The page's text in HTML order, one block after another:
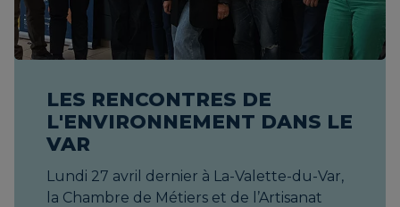
LES RENCONTRES DE
L'ENVIRONNEMENT DANS LE
VAR
Lundi 27 avril dernier à La-Valette-du-Var, la Chambre de Métiers et de l’Artisanat Provence-Alpes-Côte d’Azur a organisé une nouvelle édition de ses Rencontres Environnement. Alors que l’artisanat génère 20% du PIB régional, ces rendez-vous s’installent dans chaque département avec la volonté de connecter celles et ceux qui font le tissu économique local. Un temps de rencontres et d’échanges entre artisans, collectivités et associations engagés dans la transition écologique de leur activité et du territoire. Soutenu par l’ADEME et la Région, cet événement favorise le réseautage et l'inspiration pour bâtir des passerelles durables entre les acteurs du territoire et soutenir les initiatives artisanales remarquables face aux défis climatiques en cours et à venir. Les artisans et acteurs du territoire à l'honneur Pour cette première édition dans le Var, trois artisan.e.s, une collectivité et une entreprise partenaire ont été invités à présenter leurs actions en matière de transition écologique. Simon Chevillot, cofondateur de La Bière de la Rade, une micro-brasserie indépendante, créée en plein cœur de Toulon. Forts de leurs expériences passées dans le milieu du spectacle, les fondateurs de la Bière de la Rade ont gardé un état d’esprit d’aventurier et continuent de repousser les limites pour sans cesse innover. C’est par la bière qu’ils ont choisi de fédérer autour d’une nouvelle manière de consommer. Consciente des enjeux actuels, la Bière de la Rade rassemble sans différence et dans le respect de l’environnement et de l’agriculture biologique. Le Pain de la Rade est né d'une passion et d'une conviction autour des techniques de panification au Levain naturel sur des fermentations longues en utilisant des farines bio et en privilégiant des variétés de blés anciennes moulues sur meule de pierre. Ces techniques séculaires prennent tout leur sens quand il s'agit de goût, de nutrition et d'écologie. La clé de cette aventure réside dans le savoir-faire et le professionnalisme d'un staff expérimenté, passionné qui mène à bien ce défi de taille. L'équipe de Bière de la Rade a imaginé cette aventure comme une évidence tant les passerelles entre le pain et la bière sont nombreuses, un produit vivant, des céréales nobles, de la fermentation et tant de convictions communes. Lucie Lebrun, co-gérante de Lovely Toilettes. Parce que les toilettes ne devraient plus être cachées mais assumées, l’entreprise Lovely Toilettes a fait le pari — un peu audacieux — de transformer les toilettes sèches en véritables objets d’architecture, pensés pour s’intégrer dans les paysages, les événements et les lieux les plus exigeants. Chez Lovely Toilettes, l’aménagement durable ne s’arrête pas à la porte des sanitaires. Depuis 2012, l'entreprise défend une idée simple : même les contraintes les plus techniques peuvent devenir des opportunités de créer mieux. Refuges de montagne, parcs naturels, festivals, sites patrimoniaux : partout où les contraintes sont fortes, Lovely Toilettes imagine des solutions élégantes, durables et parfaitement intégrées. Adrien Perez, responsable de l’association Le Jardin chez Urbavar, une entreprise spécialisée dans les travaux publics. Urbavar met en place de nombreuses actions écologiques au sein de ses activités avec entre autres ; proposition au client de solution de réutilisation de matériaux dans le cadre des chantiers, effort sur la provenance des achats des matériaux, utilisation de technique au potentiel de réparabilité fort "pierre sèche et calade'', replantation de végétaux déracinés sur chantier, transport bas carbone sur zone sensibles "mules". Le jardin créé par Urbavar, a pour mission initiale de donner l'accès à une alimentation saine et durable à ses salariés et de faire évoluer leurs pratiques alimentaires vers plus de produits bruts et de saison. Le jardin comme lieu d'échange a permis aussi de se questionner avec de nombreux acteurs professionnels, sur les techniques, les filières d'approvisionnement et les montées en compétences à développer sur notre territoire. Dracénie Provence Verdon Agglomération (DPVa), représentée par Sandrine Nau coordinatrice du Conseil de Développement, déploie une stratégie ambitieuse visant à concilier dynamisme économique et résilience climatique à l’horizon 2030. Cette dynamique repose sur une transformation profonde des usages, incluant la réduction des consommations énergétiques, le développement des circuits courts et la promotion de l'économie circulaire. Au cœur de cette transition, l'agglomération accompagne activement le tissu productif local via des dispositifs d’Écologie Industrielle et Territoriale (EIT) et des soutiens à la décarbonation. Pour valoriser et fédérer ces initiatives, la DPVa a lancé le macaron « Entreprise Engagée en Dracénie », une distinction qui récompense les acteurs économiques locaux investis dans des pratiques durables, renforçant ainsi l'attractivité et l'exemplarité écologique du territoire. 3AG Recyclage, présentée par Carine Gonzalez, Directrice et co-fondatrice de la plateforme de traitement et de valorisation des déchets de chantiers, dédiée aux produits inertes du BTP à La Seyne sur Mer, sur 10 000m2. Pour favoriser une économie circulaire des matériaux du Bâtiment et des Travaux Publics, la proximité de l’offre de matières premières recyclées est fondamentale. La plateforme de recyclage de déblais inertes, permet de récupérer les déchets de chantier issus de la déconstruction et des terrassements, d’effectuer le scalpage, le concassage et le criblage des produits rentrants localement puis de permettre un approvisionnement de proximité de produits recyclés pour les chantiers aux alentours. L’entreprise peut accueillir jusqu’à 500 tonnes de déblais par jour et fournir plus de 1000 tonnes de remblais journaliers. Dans sa volonté d’inscrire dans une démarche éco- responsable tous les aspects de son activité, 3AG Recyclage veut que la transition écologique touche aussi ses imposantes machines, qui assurent le tri et le concassage des déchets. Depuis avril 2022, la production principale est assurée par des machines 100% électriques. Objectif : être autonome en électricité grâce à une ferme de panneaux photovoltaïques. Un soutien institutionnel réaffirmé Les interventions institutionnelles ont soutenu les témoignages des entreprises, de la collectivité et des acteurs du territoire appuyant l’engagement de la Région accordé au développement durable à travers le discours de Sylvie Laporte, Membre Commission Agriculture, Ruralité, Élevage et Forêt, Membre Commission Biodiversité, mer et littoral, Parcs Naturels Régionaux, Risques, Membre Commission Transition énergétique, stratégie des déchets, Qualité de l’air. Yannick Mazette, Président de la Chambre de Métiers et de l’Artisanat Provence-Alpes- Côte-D’azur et Roland Rolfo, Président de la Chambre de Métiers et de l’Artisanat de niveau départemental du Var, hôte de cette nouvelle édition des Rencontres Environnement, ont souligné l’importance d’accompagner les artisans face aux grands enjeux sociétaux. Publié le mardi 12 mai 2026 html, body { overflow-x: hidden !important; color: #0f3250; } a[href^="#"] { scroll-behavior: smooth !important; } .article h1 { color: #ea4b3c; border-bottom: 5px solid #ea4b3c; } .article a { color: #ea4b3c; transition: .5s; } .article a:hover { color: #0f3250; } .separator.showElement { opacity: 1; transform: translate(0, 0) rotateZ(360deg); } .container-gag { scroll-behavior: smooth !important; } .para-intro { opacity: 0; transform: translateY(150px); transition: opacity 1s, transform 1s; } .para-intro.showElement { opacity: 1; transform: translateY(0); } .para-intro li::before, #bloc-contact p strong::before { content: ''; display: inline-block; margin-right: 10px; margin-bottom: -6px; height: 22px; width: 22px; background-image: url("/galerie/1/346ca9b7f5c9d221bd144695831f5a7f.webp"); } .para-intro li, #bloc-contact p strong { list-style: none; background-size: 20px; line-height: 30px; } .titre-contact strong::before { margin-right: auto !important; margin-bottom: auto !important; height: auto !important; width: auto !important; background-image: none !important; } .titre-contact strong { background-size: initial; line-height: initial; } .row.div-accompagnement { width: 100%; display: flex; } .col-accompagnement { flex: 1; margin: 20px; padding: 20px; display: flex; flex-direction: column; justify-content: space-between; border: 1px solid grey; border-radius: 10px; background-color: #B0D2D9; opacity: 0; transform: translateY(150px); transition: opacity 1s, transform 1s; } .col-accompagnement.showElement { opacity: 1; transform: translateY(0); } .col-accompagnement h5 { overflow-wrap: break-word; hyphens: manual; hyphenate-character: '-'; } .cta-accompagnement { width: 250px; display: block; margin: auto; padding: 14px 25px; transition: .5s; color: #fbd232; border-radius: 20px; background-color: #000000; text-align: center; font-weight: 700; } .cta-accompagnement:hover { color: #000000; background-color: #fbd232; } #bloc-contact { display: flex; flex-wrap: wrap; } #bloc-contact .item { padding: 10px; flex: 0 0 33.33%; box-sizin